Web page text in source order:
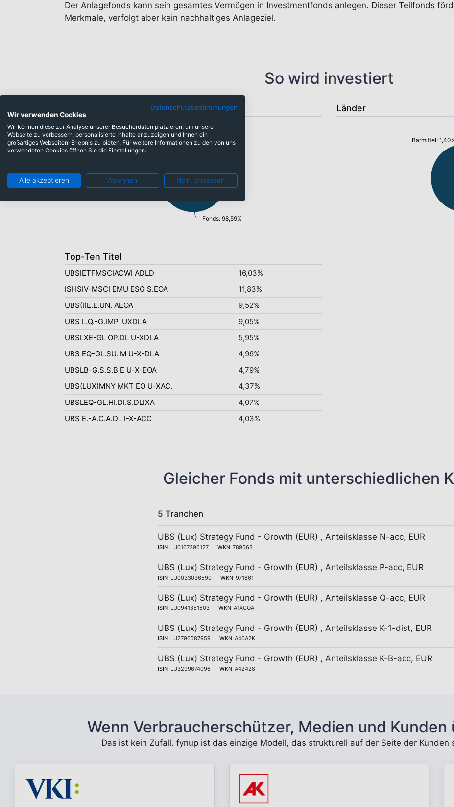
Der Anlagefonds kann sein gesamtes Vermögen in Investmentfonds anlegen. Dieser Teilfonds
Merkmale, verfolgt aber kein nachhaltiges Anlageziel.
So wird investiert
Fonds: 98,59%
Barmittel: 1,40%
Länder
Barmittel:
Top-Ten Titel
UBSIETFMSCIACWI ADLD
16,03%
ISHSIV-MSCI EMU ESG S.EOA
11,83%
UBS(I)E.E.UN. AEOA
9,52%
UBS L.Q.-G.IMP. UXDLA
9,05%
UBSLXE-GL OP.DL U-XDLA
5,95%
UBS EQ-GL.SU.IM U-X-DLA
4,96%
UBSLB-G.S.S.B.E U-X-EOA
4,79%
UBS(LUX)MNY MKT EO U-XAC.
4,37%
UBSLEQ-GL.HI.DI.S.DLIXA
4,07%
UBS E.-A.C.A.DL I-X-ACC
4,03%
Gleicher Fonds mit unterschiedlichen
5 Tranchen
UBS (Lux) Strategy Fund - Growth (EUR) , Anteilsklasse N-acc, EUR
ISIN LU0167296127 WKN 789563
UBS (Lux) Strategy Fund - Growth (EUR) , Anteilsklasse P-acc, EUR
ISIN LU0033036590 WKN 971861
UBS (Lux) Strategy Fund - Growth (EUR) , Anteilsklasse Q-acc, EUR
ISIN LU0941351503 WKN A1XCQA
UBS (Lux) Strategy Fund - Growth (EUR) , Anteilsklasse K-1-dist, EUR
ISIN LU2796587959 WKN A40A2K
UBS (Lux) Strategy Fund - Growth (EUR) , Anteilsklasse K-B-acc, EUR
ISIN LU3299674096 WKN A42428
Wenn Verbraucherschützer, Medien und
Das ist kein Zufall. fynup ist das einzige Modell, das strukturell auf der Seite der Kunden
Datenschutzbestimmungen
Wir verwenden Cookies
Wir können diese zur Analyse unserer Besucherdaten platzieren, um unsere
Webseite zu verbessern, personalisierte Inhalte anzuzeigen und Ihnen ein
großartiges Webseiten-Erlebnis zu bieten. Für weitere Informationen zu den von uns
verwendeten Cookies öffnen Sie die Einstellungen.
Alle akzeptieren Ablehnen Nein, anpassen